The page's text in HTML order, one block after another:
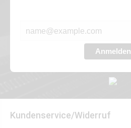
Anmelden
Kundenservice/Widerruf